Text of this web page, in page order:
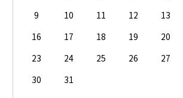
9
10 11 12 13
16
17 18 19 20
23
24 25 26 27
30
31